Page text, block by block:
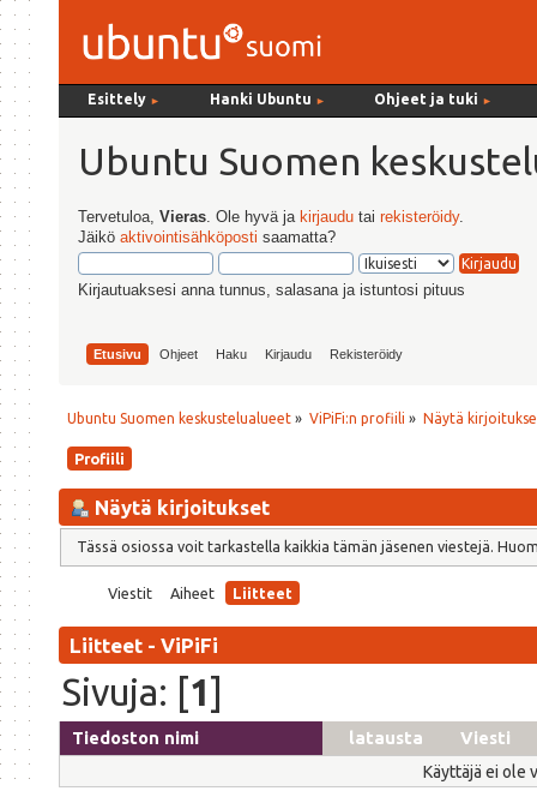
Esittely ► Hanki Ubuntu ► Ohjeet ja tuki ►
Ubuntu Suomen
Tervetuloa,Vieras . Ole hyvä ja kirjaudu tairekisteröidy.
Jäiköaktivointisähköposti saamatta?
Kirjautuaksesi anna tunnus, salasana ja istuntosi pituus
Etusivu Ohjeet Haku Kirjaudu Rekisteröidy
Ubuntu Suomen keskustelualueet » ViPiFi:n profiili » Näytä
Profiili
Näytä kirjoitukset
Tässä osiossa voit tarkastella kaikkia tämän jäsenen viestejä.
Viestit Aiheet Liitteet
Liitteet - ViPiFi
Sivuja: [1]
Tiedoston nimi latausta Viesti
Käyttäjä ei ole